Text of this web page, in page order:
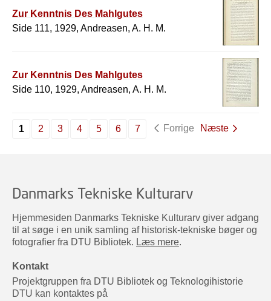
Zur Kenntnis Des Mahlgutes
Side 111, 1929, Andreasen, A. H. M.
Zur Kenntnis Des Mahlgutes
Side 110, 1929, Andreasen, A. H. M.
1 2 3 4 5 6 7 Forrige Næste
Danmarks Tekniske Kulturarv
Hjemmesiden Danmarks Tekniske Kulturarv giver adgang
til at søge i en unik samling af historisk-tekniske bøger og
fotografier fra DTU Bibliotek. Læs mere.
Kontakt
Projektgruppen fra DTU Bibliotek og Teknologihistorie
DTU kan kontaktes på